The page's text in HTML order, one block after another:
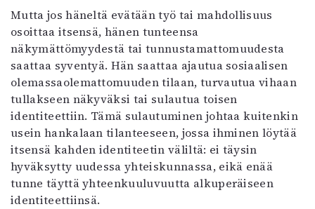
Mutta jos häneltä evätään työ tai mahdollisuus
osoittaa itsensä, hänen tunteensa
näkymättömyydestä tai tunnustamattomuudesta
saattaa syventyä. Hän saattaa ajautua sosiaalisen
olemassaolemattomuuden tilaan, turvautua vihaan
tullakseen näkyväksi tai sulautua toisen
identiteettiin. Tämä sulautuminen johtaa kuitenkin
usein hankalaan tilanteeseen, jossa ihminen löytää
itsensä kahden identiteetin väliltä: ei täysin
hyväksytty uudessa yhteiskunnassa, eikä enää
tunne täyttä yhteenkuuluvuutta alkuperäiseen
identiteettiinsä.